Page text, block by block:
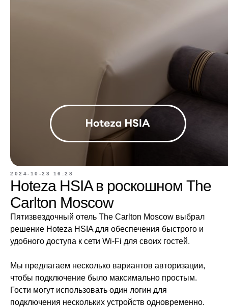
2024-10-23 16:28
Hoteza HSIA в роскошном The
Carlton Moscow
Пятизвездочный отель The Carlton Moscow выбрал
решение Hoteza HSIA для обеспечения быстрого и
удобного доступа к сети Wi-Fi для своих гостей.
Мы предлагаем несколько вариантов авторизации,
чтобы подключение было максимально простым.
Гости могут использовать один логин для
подключения нескольких устройств одновременно.